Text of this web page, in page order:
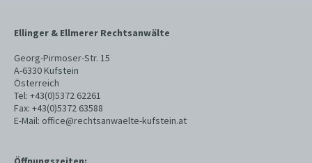
Ellinger & Ellmerer Rechtsanwälte
Georg-Pirmoser-Str. 15
A-6330 Kufstein
Österreich
Tel: +43(0)5372 62261
Fax: +43(0)5372 63588
E-Mail: office@rechtsanwaelte-kufstein.at